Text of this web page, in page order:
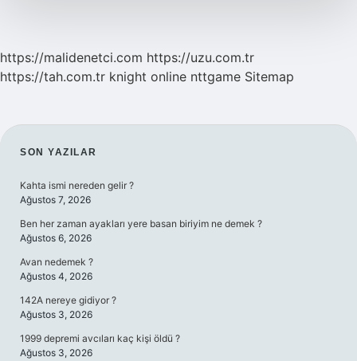
https://malidenetci.com https://uzu.com.tr
https://tah.com.tr knight online nttgame Sitemap
SIDEBAR
SON YAZILAR
Kahta ismi nereden gelir ?
Ağustos 7, 2026
Ben her zaman ayakları yere basan biriyim ne demek ?
Ağustos 6, 2026
Avan nedemek ?
Ağustos 4, 2026
142A nereye gidiyor ?
Ağustos 3, 2026
1999 depremi avcıları kaç kişi öldü ?
Ağustos 3, 2026